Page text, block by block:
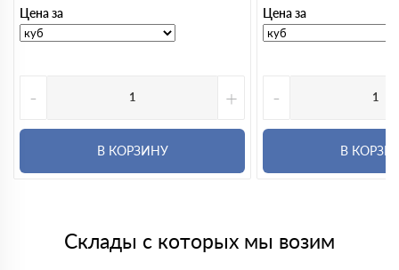
Цена за
- +
В КОРЗИНУ
Цена за
-
В
Склады с которых мы возим